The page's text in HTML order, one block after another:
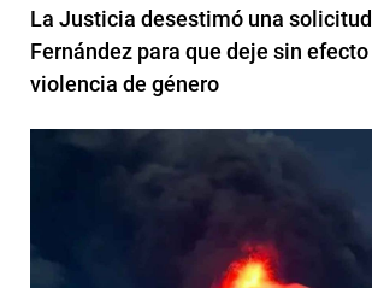
La Justicia desestimó una
Fernández para que deje sin
violencia de género